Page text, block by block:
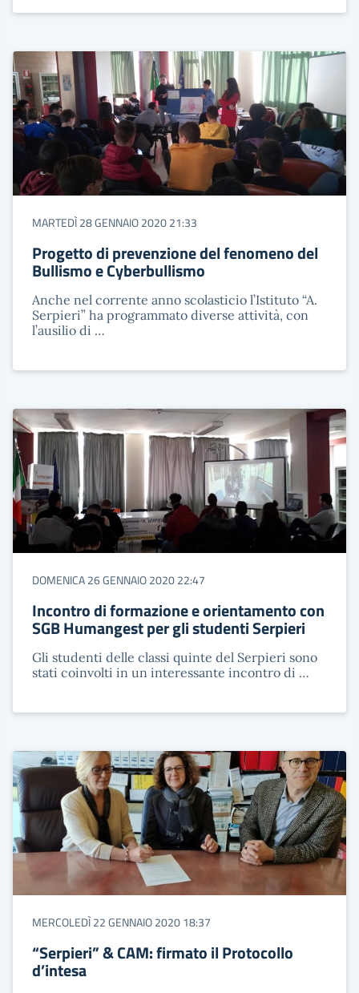
MARTEDÌ 28 GENNAIO 2020 21:33
Progetto di prevenzione del fenomeno del
Bullismo e Cyberbullismo
Anche nel corrente anno scolasticio l’Istituto “A.
Serpieri” ha programmato diverse attività, con
l’ausilio di …
DOMENICA 26 GENNAIO 2020 22:47
Incontro di formazione e orientamento con
SGB Humangest per gli studenti Serpieri
Gli studenti delle classi quinte del Serpieri sono
stati coinvolti in un interessante incontro di …
MERCOLEDÌ 22 GENNAIO 2020 18:37
“Serpieri” & CAM: firmato il Protocollo
d’intesa